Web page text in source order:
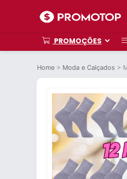
PROMOÇÕES
Home > Moda e Calçados >